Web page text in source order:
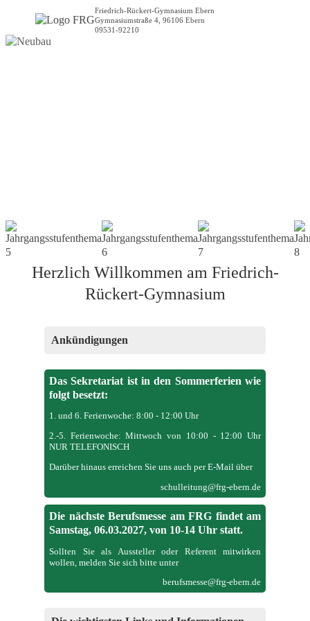
Friedrich-Rückert-Gymnasium Ebern
Gymnasiumstraße 4, 96106 Ebern
09531-92210
Herzlich Willkommen am Friedrich-
Rückert-Gymnasium
Ankündigungen
Das Sekretariat ist in den Sommerferien wie
folgt besetzt:
1. und 6. Ferienwoche: 8:00 - 12:00 Uhr
2.-5. Ferienwoche: Mittwoch von 10:00 - 12:00 Uhr
NUR TELEFONISCH
Darüber hinaus erreichen Sie uns auch per E-Mail über
schulleitung@frg-ebern.de
Die nächste Berufsmesse am FRG findet am
Samstag, 06.03.2027, von 10-14 Uhr statt.
Sollten Sie als Aussteller oder Referent mitwirken
wollen, melden Sie sich bitte unter
berufsmesse@frg-ebern.de